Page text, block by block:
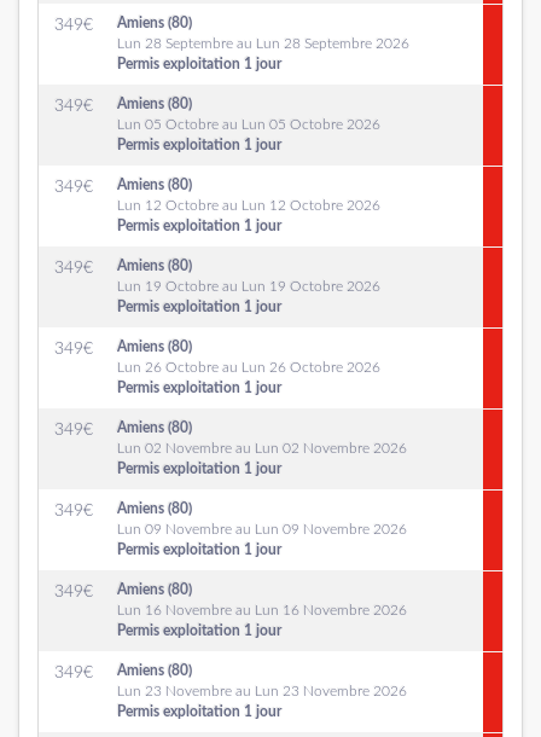
349€
Amiens (80)
Lun 28 Septembre au Lun 28 Septembre 2026
Permis exploitation 1 jour
349€
Amiens (80)
Lun 05 Octobre au Lun 05 Octobre 2026
Permis exploitation 1 jour
349€
Amiens (80)
Lun 12 Octobre au Lun 12 Octobre 2026
Permis exploitation 1 jour
349€
Amiens (80)
Lun 19 Octobre au Lun 19 Octobre 2026
Permis exploitation 1 jour
349€
Amiens (80)
Lun 26 Octobre au Lun 26 Octobre 2026
Permis exploitation 1 jour
349€
Amiens (80)
Lun 02 Novembre au Lun 02 Novembre 2026
Permis exploitation 1 jour
349€
Amiens (80)
Lun 09 Novembre au Lun 09 Novembre 2026
Permis exploitation 1 jour
349€
Amiens (80)
Lun 16 Novembre au Lun 16 Novembre 2026
Permis exploitation 1 jour
349€
Amiens (80)
Lun 23 Novembre au Lun 23 Novembre 2026
Permis exploitation 1 jour